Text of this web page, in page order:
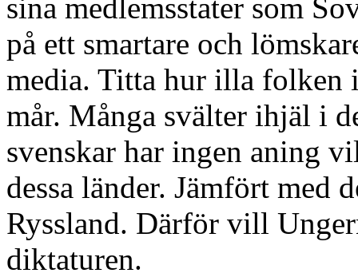
sina medlemsstater som
på ett smartare och
media. Titta hur illa folken
mår. Många svälter ihjäl i
svenskar har ingen aning
dessa länder. Jämfört med
Ryssland. Därför vill
diktaturen.